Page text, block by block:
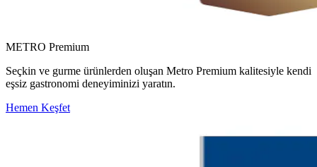
METRO Premium
Seçkin ve gurme ürünlerden oluşan Metro Premium kalitesiyle kendi
eşsiz gastronomi deneyiminizi yaratın.
Hemen Keşfet